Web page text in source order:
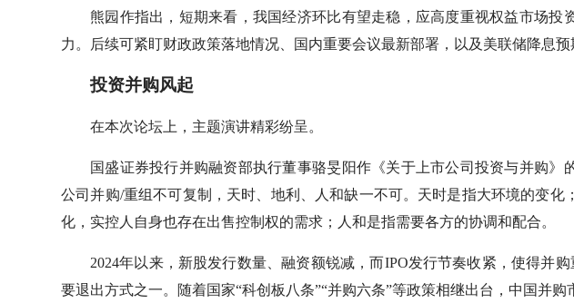
熊园作指出，短期来看，我国经济环比有望走稳，应高度重视权益市场投
力。后续可紧盯财政政策落地情况、国内重要会议最新部署，以及美联储降息预
投资并购风起
在本次论坛上，主题演讲精彩纷呈。
国盛证券投行并购融资部执行董事骆旻阳作《关于上市公司投资与并购》
公司并购/重组不可复制，天时、地利、人和缺一不可。天时是指大环境的变化
化，实控人自身也存在出售控制权的需求；人和是指需要各方的协调和配合。
2024年以来，新股发行数量、融资额锐减，而IPO发行节奏收紧，使得并
要退出方式之一。随着国家“科创板八条”“并购六条”等政策相继出台，中国并购